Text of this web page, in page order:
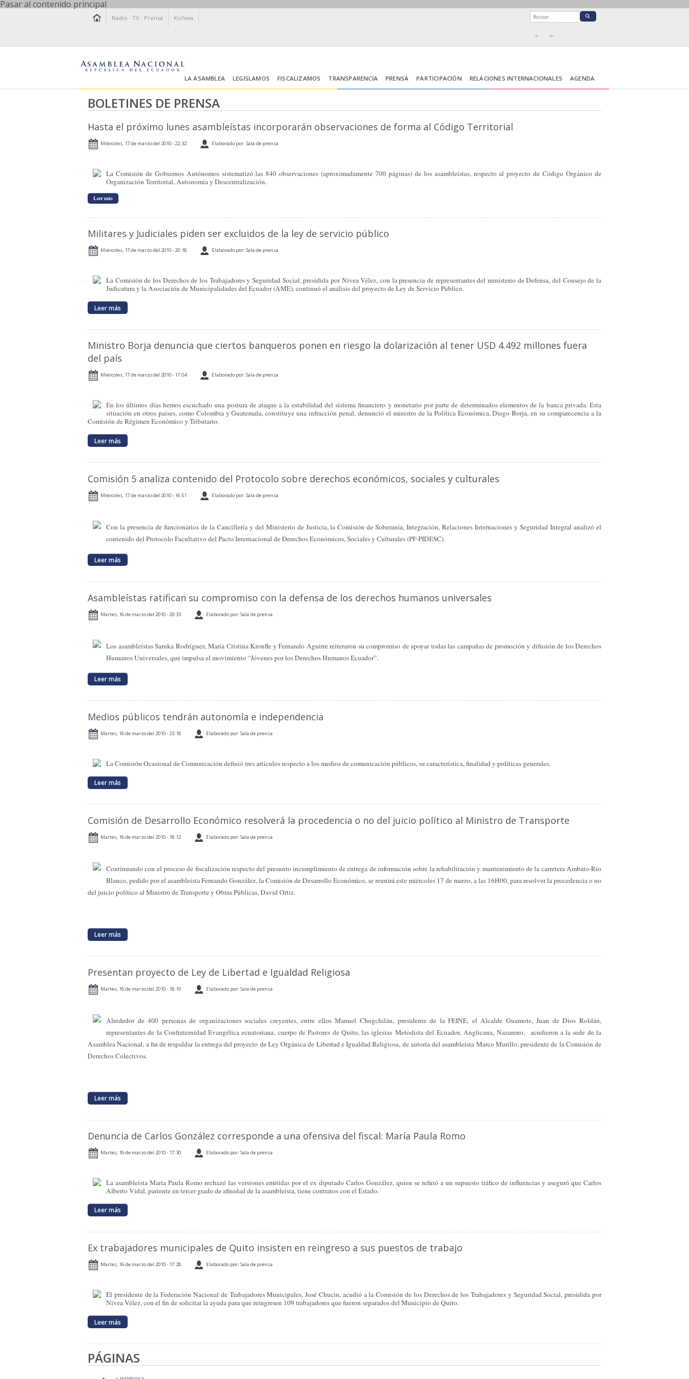
Pasar al contenido principal
Radio ·TV · Prensa Kichwa
A- A+
LA ASAMBLEA LEGISLAMOS FISCALIZAMOS TRANSPARENCIA PRENSA PARTICIPACIÓN RELACIONES INTERNACIONALES AGENDA
BOLETINES DE PRENSA
Hasta el próximo lunes asambleístas incorporarán observaciones de forma al Código Territorial
Miércoles, 17 de marzo del 2010 - 22:32 Elaborado por: Sala de prensa
La Comisión de Gobiernos Autónomos sistematizó las 840 observaciones (aproximadamente 700 páginas) de los asambleístas, respecto al proyecto de Código Orgánico de
Organización Territorial, Autonomía y Descentralización.
Leer más
Militares y Judiciales piden ser excluidos de la ley de servicio público
Miércoles, 17 de marzo del 2010 - 20:18 Elaborado por: Sala de prensa
La Comisión de los Derechos de los Trabajadores y Seguridad Social, presidida por Nivea Vélez, con la presencia de representantes del ministerio de Defensa, del Consejo de la
Judicatura y la Asociación de Municipalidades del Ecuador (AME), continuó el análisis del proyecto de Ley de Servicio Público.
Leer más
Ministro Borja denuncia que ciertos banqueros ponen en riesgo la dolarización al tener USD 4.492 millones fuera
del país
Miércoles, 17 de marzo del 2010 - 17:04 Elaborado por: Sala de prensa
En los últimos días hemos escuchado una postura de ataque a la estabilidad del sistema financiero y monetario por parte de determinados elementos de la banca privada. Esta
situación en otros países, como Colombia y Guatemala, constituye una infracción penal, denunció el ministro de la Política Económica, Diego Borja, en su comparecencia a la
Comisión de Régimen Económico y Tributario.
Leer más
Comisión 5 analiza contenido del Protocolo sobre derechos económicos, sociales y culturales
Miércoles, 17 de marzo del 2010 - 16:51 Elaborado por: Sala de prensa
Con la presencia de funcionarios de la Cancillería y del Ministerio de Justicia,la Comisión de Soberanía, Integración, Relaciones Internaciones y Seguridad Integral analizó el
contenido del Protocolo Facultativo del Pacto Internacional de Derechos Económicos, Sociales y Culturales (PF-PIDESC).
Leer más
Asambleístas ratifican su compromiso con la defensa de los derechos humanos universales
Martes, 16 de marzo del 2010 - 20:33 Elaborado por: Sala de prensa
Los asambleístas Saruka Rodríguez, María Cristina Kronfle y Fernando Aguirre reiteraron su compromiso de apoyar todas las campañas de promoción y difusión de los Derechos
Humanos Universales, que impulsa el movimiento “Jóvenes por los Derechos Humanos Ecuador”.
Leer más
Medios públicos tendrán autonomía e independencia
Martes, 16 de marzo del 2010 - 23:18 Elaborado por: Sala de prensa
La Comisión Ocasional de Comunicación definió tres artículos respecto a los medios de comunicación públicos, su característica, finalidad y políticas generales.
Leer más
Comisión de Desarrollo Económico resolverá la procedencia o no del juicio político al Ministro de Transporte
Martes, 16 de marzo del 2010 - 18:12 Elaborado por: Sala de prensa
Continuando con el proceso de fiscalización respecto del presunto incumplimiento de entrega de información sobre la rehabilitación y mantenimiento de la carretera Ambato-Río
Blanco, pedido por el asambleísta Fernando González, la Comisión de Desarrollo Económico, se reunirá este miércoles 17 de marzo, a las 16H00, para resolver la procedencia o no
del juicio político al Ministro de Transporte y Obras Públicas, David Ortiz.
Leer más
Presentan proyecto de Ley de Libertad e Igualdad Religiosa
Martes, 16 de marzo del 2010 - 18:10 Elaborado por: Sala de prensa
Alrededor de 400 personas de organizaciones sociales creyentes, entre ellos Manuel Chugchilán, presidente de la FEINE, el Alcalde Guamote, Juan de Dios Roldán,
representantes de la Confraternidad Evangélica ecuatoriana, cuerpo de Pastores de Quito, las iglesias Metodista del Ecuador, Anglicana, Nazareno, acudieron a la sede de la
Asamblea Nacional, a fin de respaldar la entrega del proyecto de Ley Orgánica de Libertad e Igualdad Religiosa, de autoría del asambleísta Marco Murillo, presidente de la Comisión de
Derechos Colectivos.
Leer más
Denuncia de Carlos González corresponde a una ofensiva del fiscal: María Paula Romo
Martes, 16 de marzo del 2010 - 17:30 Elaborado por: Sala de prensa
La asambleísta María Paula Romo rechazó las versiones emitidas por el ex diputado Carlos González, quien se refirió a un supuesto tráfico de influencias y aseguró que Carlos
Alberto Vidal, pariente en tercer grado de afinidad de la asambleísta, tiene contratos con el Estado.
Leer más
Ex trabajadores municipales de Quito insisten en reingreso a sus puestos de trabajo
Martes, 16 de marzo del 2010 - 17:28 Elaborado por: Sala de prensa
El presidente de la Federación Nacional de Trabajadores Municipales, José Chucin, acudió a la Comisión de los Derechos de los Trabajadores y Seguridad Social, presidida por
Nivea Vélez, con el fin de solicitar la ayuda para que reingresen 109 trabajadores que fueron separados del Municipio de Quito.
Leer más
PÁGINAS